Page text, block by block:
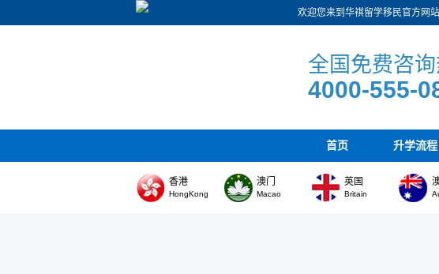
欢迎您来到华祺留学移民官方网站
全国免费咨
4000-555-
首页 升学流程
香港
HongKong
澳门
Macao
英国
Britain